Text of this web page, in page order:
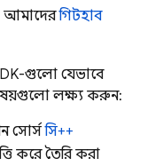
আমাদেরগিটহাব
গুলো যেভাবে
লক্ষ্য করুন:
সোর্সসি++
করে তৈরি করা